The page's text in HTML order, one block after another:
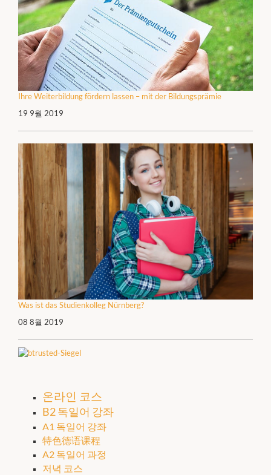
Ihre Weiterbildung fördern lassen – mit der Bildungsprämie
19 9월 2019
Was ist das Studienkolleg Nürnberg?
08 8월 2019
온라인 코스
B2 독일어 강좌
A1 독일어 강좌
特色德语课程
A2 독일어 과정
저녁 코스